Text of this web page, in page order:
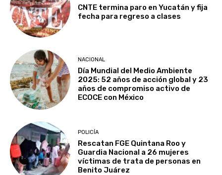
CNTE termina paro en Yucatán y fija
fecha para regreso a clases
NACIONAL
Día Mundial del Medio Ambiente
2025: 52 años de acción global y 23
años de compromiso activo de
ECOCE con México
POLICÍA
Rescatan FGE Quintana Roo y
Guardia Nacional a 26 mujeres
víctimas de trata de personas en
Benito Juárez